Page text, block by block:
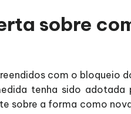
sobre
com o bloqueio
tenha sido adotada
sobre a forma como